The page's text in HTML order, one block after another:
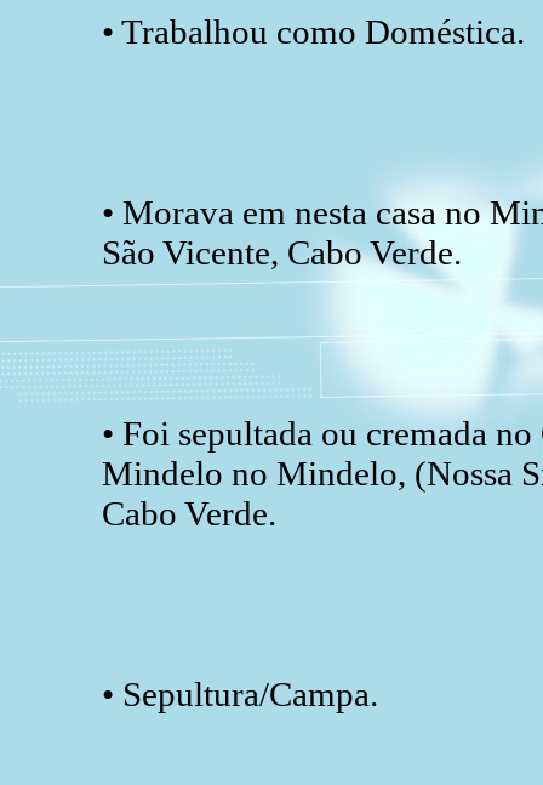
• Trabalhou como Doméstica.
• Morava em nesta casa no
São Vicente, Cabo Verde.
• Foi sepultada ou cremada
Mindelo no Mindelo, (Nossa
Cabo Verde.
• Sepultura/Campa.